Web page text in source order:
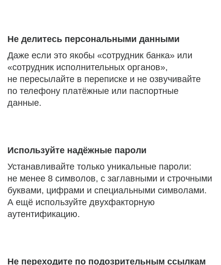
Не делитесь персональными данными
Даже если это якобы «сотрудник банка» или
«сотрудник исполнительных органов»,
не пересылайте в переписке и не озвучивайте
по телефону платёжные или паспортные
данные.
Используйте надёжные пароли
Устанавливайте только уникальные пароли:
не менее 8 символов, с заглавными и строчными
буквами, цифрами и специальными символами.
А ещё используйте двухфакторную
аутентификацию.
Не переходите по подозрительным ссылкам